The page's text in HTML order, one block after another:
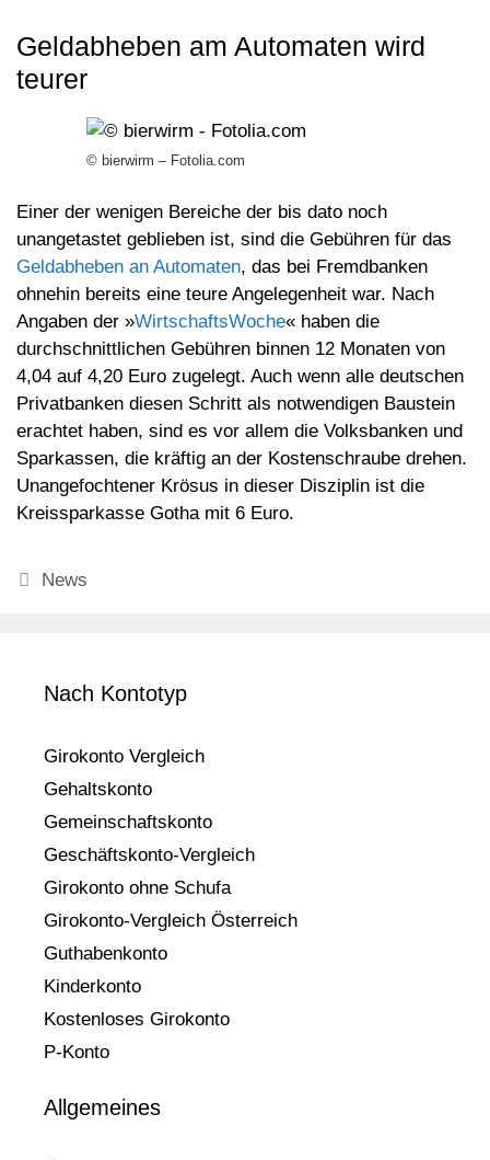
Geldabheben am Automaten wird
teurer
© bierwirm – Fotolia.com
Einer der wenigen Bereiche der bis dato noch
unangetastet geblieben ist, sind die Gebühren für das
Geldabheben an Automaten, das bei Fremdbanken
ohnehin bereits eine teure Angelegenheit war. Nach
Angaben der »WirtschaftsWoche« haben die
durchschnittlichen Gebühren binnen 12 Monaten von
4,04 auf 4,20 Euro zugelegt. Auch wenn alle deutschen
Privatbanken diesen Schritt als notwendigen Baustein
erachtet haben, sind es vor allem die Volksbanken und
Sparkassen, die kräftig an der Kostenschraube drehen.
Unangefochtener Krösus in dieser Disziplin ist die
Kreissparkasse Gotha mit 6 Euro.
Kategorien
News
Nach Kontotyp
Girokonto Vergleich
Gehaltskonto
Gemeinschaftskonto
Geschäftskonto-Vergleich
Girokonto ohne Schufa
Girokonto-Vergleich Österreich
Guthabenkonto
Kinderkonto
Kostenloses Girokonto
P-Konto
Allgemeines